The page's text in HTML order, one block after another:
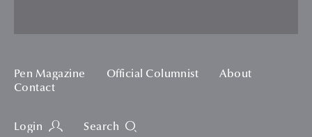
Pen Magazine Official Columnist
About
Contact
Login Search